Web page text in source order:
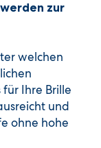
zur
welchen
für Ihre Brille
und
ohne hohe